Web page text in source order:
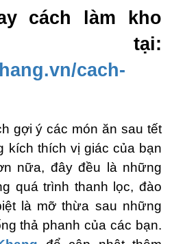
cách làm kho
tại:
cach-
gợi ý các món ăn sau tết
kích thích vị giác của bạn
nữa, đây đều là những
quá trình thanh lọc, đào
là mỡ thừa sau những
thả phanh của các bạn.